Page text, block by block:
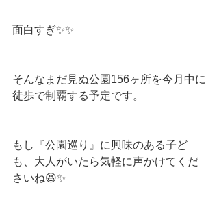
面白すぎ✨✨
そんなまだ見ぬ公園156ヶ所を今月中に
徒歩で制覇する予定です。
もし『公園巡り』に興味のある子ど
も、大人がいたら気軽に声かけてくだ
さいね😆✨